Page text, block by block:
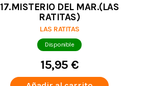
17.MISTERIO DEL MAR.(LAS
RATITAS)
LAS RATITAS
Disponible
15,95 €